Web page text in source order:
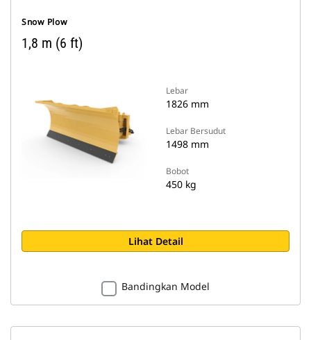
Snow Plow
1,8 m (6 ft)
Lebar
1826 mm
Lebar Bersudut
1498 mm
Bobot
450 kg
Lihat Detail
Bandingkan Model